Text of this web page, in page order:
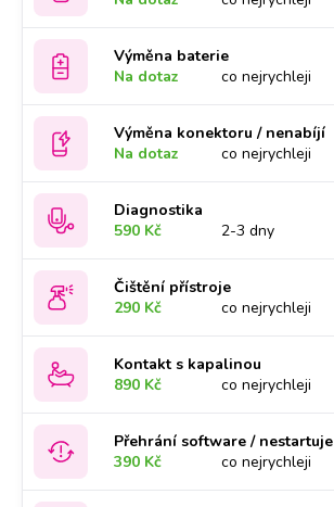
Výměna baterie
Na dotaz
co nejrychleji
Výměna konektoru / nenabíjí
Na dotaz
co nejrychleji
Diagnostika
590 Kč
2-3 dny
Čištění přístroje
290 Kč
co nejrychleji
Kontakt s kapalinou
890 Kč
co nejrychleji
Přehrání software / nestartuje
390 Kč
co nejrychleji